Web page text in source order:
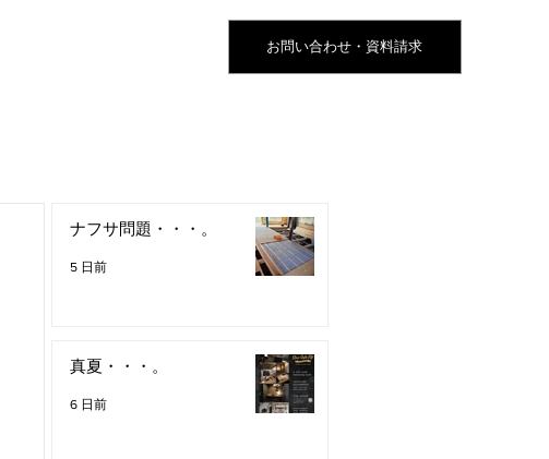
お問い合わせ・資料請求
ナフサ問題・・・。
5 日前
真夏・・・。
6 日前